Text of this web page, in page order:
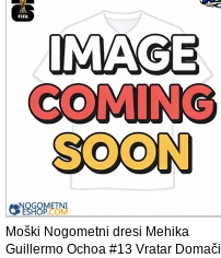
Moški Nogometni dresi Mehika
Guillermo Ochoa #13 Vratar Domači